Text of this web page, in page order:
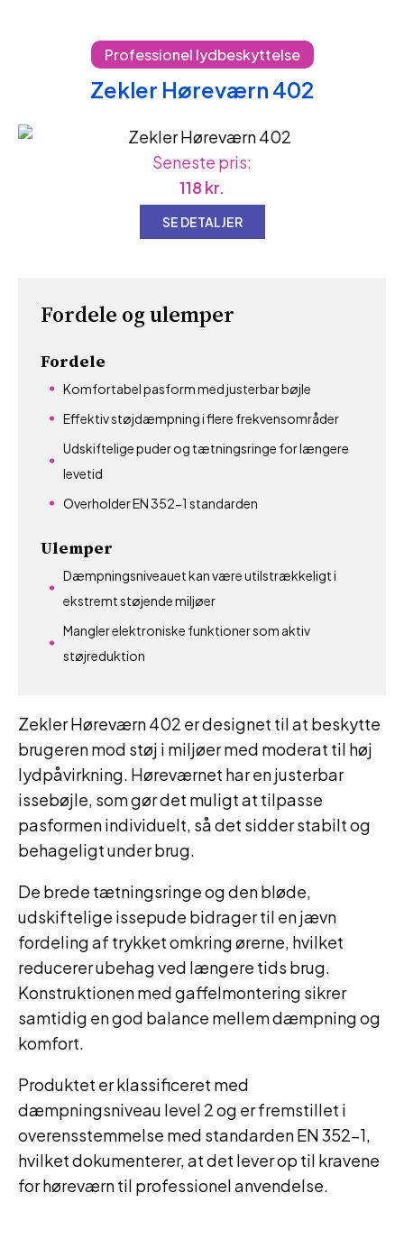
Professionel lydbeskyttelse
Zekler Høreværn 402
Zekler Høreværn 402 er designet til at beskytte
brugeren mod støj i miljøer med moderat til høj
lydpåvirkning. Høreværnet har en justerbar
issebøjle, som gør det muligt at tilpasse
pasformen individuelt, så det sidder stabilt og
behageligt under brug.
De brede tætningsringe og den bløde,
udskiftelige issepude bidrager til en jævn
fordeling af trykket omkring ørerne, hvilket
reducerer ubehag ved længere tids brug.
Konstruktionen med gaffelmontering sikrer
samtidig en god balance mellem dæmpning og
komfort.
Produktet er klassificeret med
dæmpningsniveau level 2 og er fremstillet i
overensstemmelse med standarden EN 352-1,
hvilket dokumenterer, at det lever op til kravene
for høreværn til professionel anvendelse.
Fordele og ulemper
Fordele
Komfortabel pasform med justerbar bøjle
Effektiv støjdæmpning i flere frekvensområder
Udskiftelige puder og tætningsringe for længere
levetid
Overholder EN 352-1 standarden
Ulemper
Dæmpningsniveauet kan være utilstrækkeligt i
ekstremt støjende miljøer
Mangler elektroniske funktioner som aktiv
støjreduktion
Seneste pris:
118 kr.
SE DETALJER